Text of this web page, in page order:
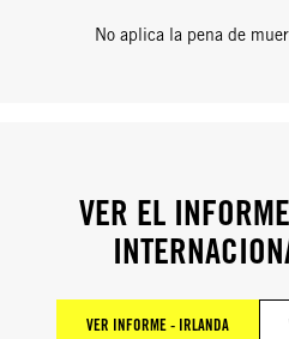
No aplica la pena de
VER EL
VER INFORME - IRLANDA